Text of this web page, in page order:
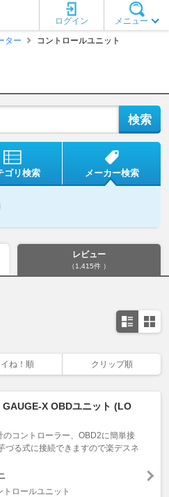
メニュー
ログイン
ター コントロールユニット
ゴリ検索 メーカー検索
レビュー
（1,415件 ）
ね！順 クリップ順
X OBDユニット (LO
のコントローラー、OBD2に簡単接
づる式に接続できますので楽デスネ
トロールユニット